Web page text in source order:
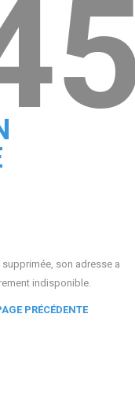
son adresse a
indisponible.
PRÉCÉDENTE